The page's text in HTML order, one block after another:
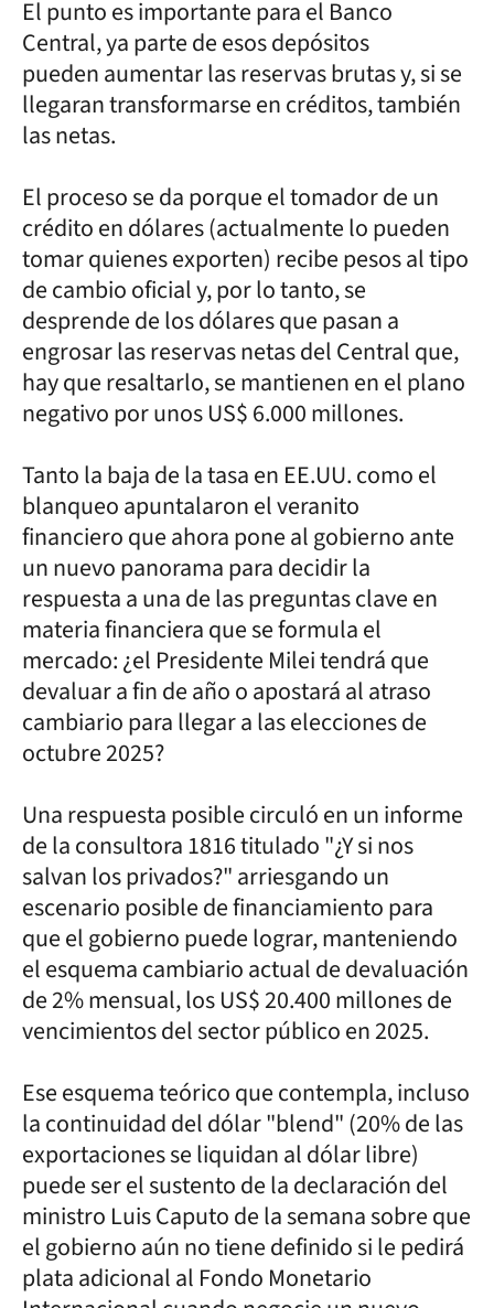
El punto es importante para el Banco
Central, ya parte de esos depósitos
pueden aumentar las reservas brutas y, si se
llegaran transformarse en créditos, también
las netas.
El proceso se da porque el tomador de un
crédito en dólares (actualmente lo pueden
tomar quienes exporten) recibe pesos al tipo
de cambio oficial y, por lo tanto, se
desprende de los dólares que pasan a
engrosar las reservas netas del Central que,
hay que resaltarlo, se mantienen en el plano
negativo por unos US$ 6.000 millones.
Tanto la baja de la tasa en EE.UU. como el
blanqueo apuntalaron el veranito
financiero que ahora pone al gobierno ante
un nuevo panorama para decidir la
respuesta a una de las preguntas clave en
materia financiera que se formula el
mercado: ¿el Presidente Milei tendrá que
devaluar a fin de año o apostará al atraso
cambiario para llegar a las elecciones de
octubre 2025?
Una respuesta posible circuló en un informe
de la consultora 1816 titulado "¿Y si nos
salvan los privados?" arriesgando un
escenario posible de financiamiento para
que el gobierno puede lograr, manteniendo
el esquema cambiario actual de devaluación
de 2% mensual, los US$ 20.400 millones de
vencimientos del sector público en 2025.
Ese esquema teórico que contempla, incluso
la continuidad del dólar "blend" (20% de las
exportaciones se liquidan al dólar libre)
puede ser el sustento de la declaración del
ministro Luis Caputo de la semana sobre que
el gobierno aún no tiene definido si le pedirá
plata adicional al Fondo Monetario